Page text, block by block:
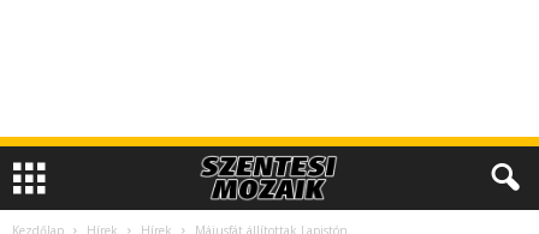
Kezdőlap Hírek Hírek Májusfát állítottak Lapistón…